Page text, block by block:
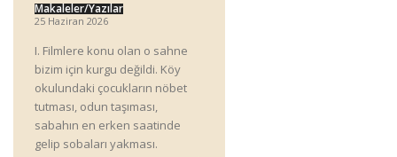
Makaleler/Yazılar
25 Haziran 2026
I. Filmlere konu olan o sahne
bizim için kurgu değildi. Köy
okulundaki çocukların nöbet
tutması, odun taşıması,
sabahın en erken saatinde
gelip sobaları yakması.